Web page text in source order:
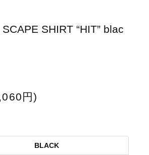
SHIRT “HIT” blac
円)
BLACK